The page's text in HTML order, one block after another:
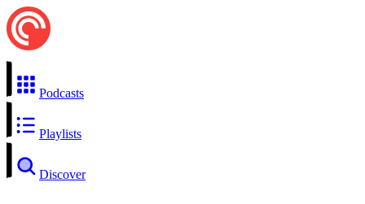
Podcasts
Playlists
Discover